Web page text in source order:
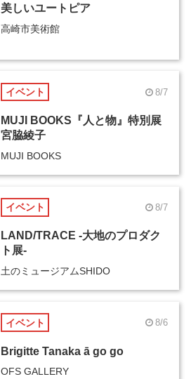
美しいユートピア
高崎市美術館
イベント 8/7
MUJI BOOKS『人と物』特別展
宮脇綾子
MUJI BOOKS
イベント 8/7
LAND/TRACE -大地のプロダク
ト展-
土のミュージアムSHIDO
イベント 8/6
Brigitte Tanaka ā go go
OFS GALLERY